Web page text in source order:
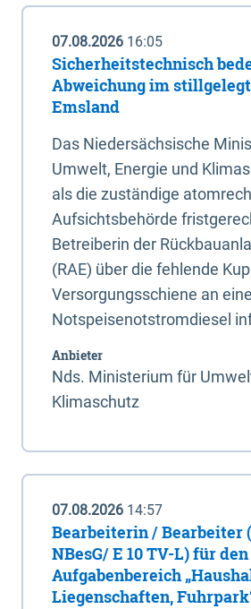
07.08.2026 16:05
Sicherheitstechnisch
Abweichung im
Emsland
Das Niedersächsische
Umwelt, Energie und
als die zuständige
Aufsichtsbehörde
Betreiberin der
(RAE) über die fehlende
Versorgungsschiene an
Notspeisenotstromdiesel
Anbieter
Nds. Ministerium für
Klimaschutz
07.08.2026 14:57
Bearbeiterin / Bearbeiter
NBesG/ E 10 TV-L) für den
Aufgabenbereich
Liegenschaften,